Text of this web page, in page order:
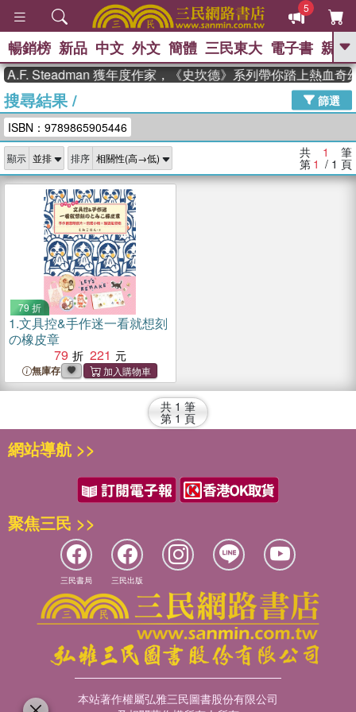
5
GO
The Odyssey 、
父親節 、 如果歷史是一群喵 、 暑期
念華 、 台灣的李登輝時代 、 數學女
孩：黎曼猜想
偉大的迷走神經
暢銷榜 新品 中文 外文 簡體 三民東大 電子書 親子
Steadman 獲年度作家，《史坎德》系列帶你踏上熱血奇
搜尋結果/
篩選
ISBN：9789865905446
顯示 排序 共 1 筆
第 1 / 1 頁
79 折
1.文具控&手作迷一看就想刻
の橡皮章
79
221
無庫存
共 1 筆
第 1 頁
網站導航 >>
聚焦三民 >>
三民書局 三民出版
本站著作權屬弘雅三民圖書股份有限公司